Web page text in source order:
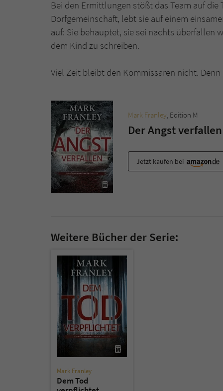
Bei den Ermittlungen stößt das Team auf
Dorfgemeinschaft, lebt sie auf einem
auf: Sie behauptet, sie sei nachts überfallen
dem Kind zu schreiben.
Viel Zeit bleibt den Kommissaren nicht.
Mark Franley, Edition M
Der Angst verfallen
Jetzt kaufen bei
Weitere Bücher der Serie:
Mark Franley
Dem Tod